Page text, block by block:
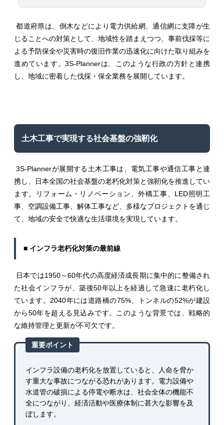
都道府県は、倒木などにより電力供給網、通信網に支障が生
じることへの対策として、地域性を踏まえつつ、事前伐採等に
よる予防保全や災害時の復旧作業の迅速化に向けた取り組みを
進めています。3S-Plannerは、このような行政の方針と連携
し、地域に密着した伐採・保全業務を展開しています。
土木工事で実現する社会基盤の強靭化
3S-Plannerが展開する土木工事は、電気工事や通信工事と連
携し、日本全国の社会基盤の老朽化対策と強靭化を推進してい
ます。リフォーム・リノベーション、外構工事、LED照明工
事、空調設備工事、解体工事など、多様なプロジェクトを通じ
て、地域の安全で快適な生活環境を実現しています。
■ インフラ老朽化対策の最前線
日本では1950～60年代の高度経済成長期に集中的に整備され
た社会インフラが、築後50年以上を経過して急速に老朽化し
ています。2040年には道路橋の75%、トンネルの52%が建設
から50年を超える見込みです。このような背景では、戦略的
な維持管理と更新が不可欠です。
重要ポイント
インフラ設備の老朽化を放置していると、人命を脅か
す重大な事故につながる恐れがあります。電力設備や
水道管の破損による停電や断水は、社会全体の機能不
全につながり、経済活動や医療体制に甚大な影響を及
ぼします。